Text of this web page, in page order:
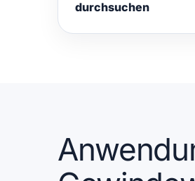
durchsuchen